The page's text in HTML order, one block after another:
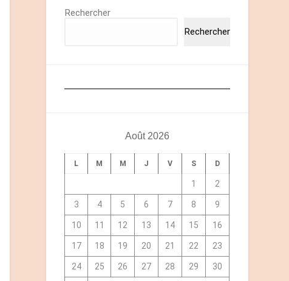
Rechercher
Rechercher
Août 2026
L M M J V S D
1 2
3 4 5 6 7 8 9
10 11 12 13 14 15 16
17 18 19 20 21 22 23
24 25 26 27 28 29 30